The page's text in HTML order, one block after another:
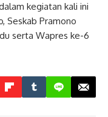
kegiatan kali ini
Seskab Pramono
serta Wapres ke-6